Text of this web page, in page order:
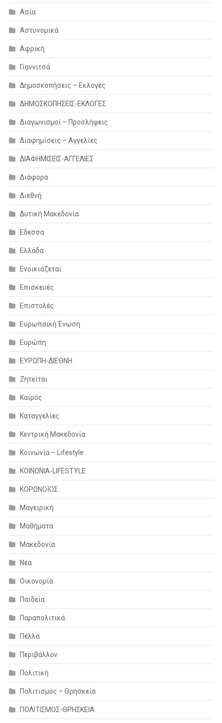
Ασία
Αστυνομικά
Αφρική
Γιαννιτσά
Δημοσκοπήσεις – Εκλογές
ΔΗΜΟΣΚΟΠΗΣΕΙΣ-ΕΚΛΟΓΕΣ
Διαγωνισμοί – Προσλήψεις
Διαφημίσεις – Αγγελίες
ΔΙΑΦΗΜΙΣΕΙΣ-ΑΓΓΕΛΙΕΣ
Διάφορα
Διεθνή
Δυτική Μακεδονία
Εδεσσα
Ελλάδα
Ενοικιάζεται
Επισκευές
Επιστολές
Ευρωπαϊκή Ένωση
Ευρώπη
ΕΥΡΩΠΗ-ΔΙΕΘΝΗ
Ζητείται
Καιρός
Καταγγελίες
Κεντρική Μακεδονία
Κοινωνία – Lifestyle
ΚΟΙΝΩΝΙΑ-LIFESTYLE
ΚΟΡΩΝΟΪΟΣ
Μαγειρική
Μαθήματα
Μακεδονία
Νέα
Οικονομία
Παιδεία
Παραπολιτικά
Πέλλα
Περιβάλλον
Πολιτική
Πολιτισμός – Θρησκεία
ΠΟΛΙΤΙΣΜΟΣ-ΘΡΗΣΚΕΙΑ